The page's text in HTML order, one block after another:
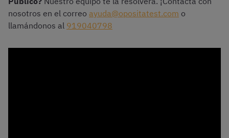
nosotros en el correo ayuda@opositatest.com o
llamándonos al 919040798